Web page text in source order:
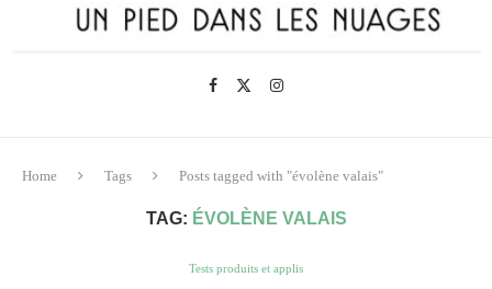
Home Tags Posts tagged with "évolène valais"
TAG: ÉVOLÈNE VALAIS
Tests produits et applis